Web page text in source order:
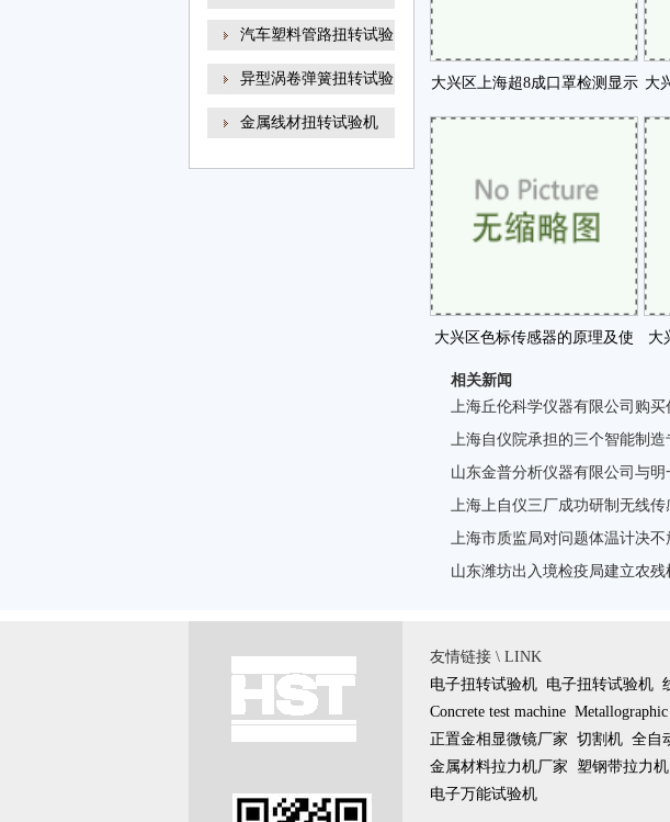
汽车塑料管路扭转试验
异型涡卷弹簧扭转试验
金属线材扭转试验机
大兴区上海超8成口罩检测显示 大
大兴区色标传感器的原理及使
用方法咗
大
相关新闻
上海丘伦科学仪器有限公司购
上海自仪院承担的三个智能制
山东金普分析仪器有限公司与
上海上自仪三厂成功研制无线
上海市质监局对问题体温计决
山东潍坊出入境检疫局建立农
友情链接 \ LINK
电子扭转试验机 电子扭转试验机
Concrete test machine
正置金相显微镜厂家 切割机 全自
金属材料拉力机厂家
塑钢带拉力机
电子万能试验机